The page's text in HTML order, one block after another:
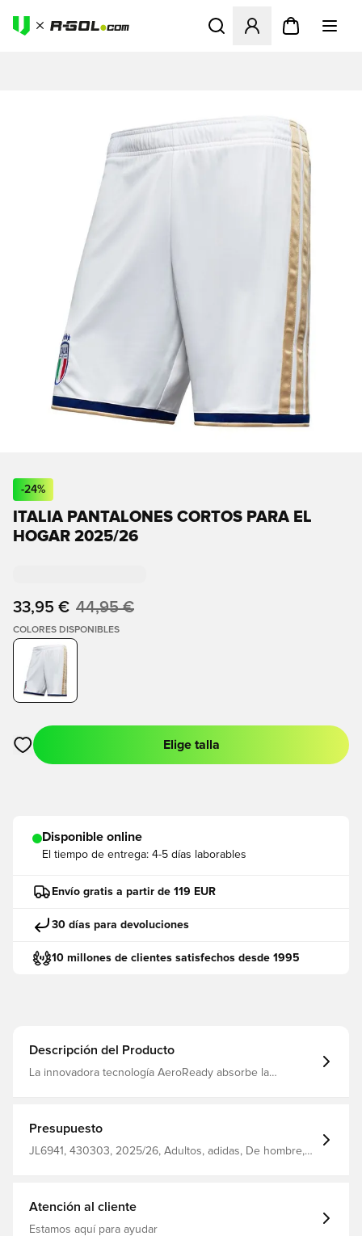
Abre un modal para iniciar
-24%
ITALIA PANTALONES CORTOS PARA EL
HOGAR 2025/26
33,95 € 44,95 €
COLORES DISPONIBLES
Abre un modal para iniciar sesión o registrarse como miembro
Elige talla
Disponible online
El tiempo de entrega: 4-5 días laborables
Envío gratis a partir de 119 EUR
30 días para devoluciones
10 millones de clientes satisfechos desde 1995
Descripción del Producto
La innovadora tecnología AeroReady absorbe la
Presupuesto
JL6941, 430303, 2025/26, Adultos, adidas, De hombre,
Atención al cliente
Estamos aquí para ayudar